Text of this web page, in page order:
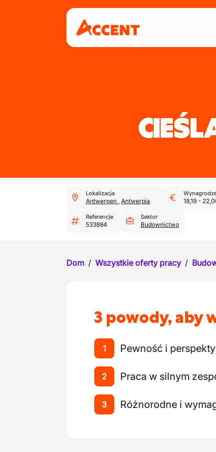
Lokalizacja
Antwerpen , Antwerpia 18,19-
Referencje
533894
Sektor
Budownictwo
Dom / Wszystkie oferty pracy /
3 powody, aby
1 Pewność i
2 Praca w silnym
3 Różnorodne i